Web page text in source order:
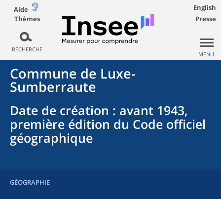
Aide
Thèmes
RECHERCHE
English
Presse
MENU
Commune de Luxe-
Sumberraute
Date de création : avant 1943,
première édition du Code officiel
géographique
GÉOGRAPHIE